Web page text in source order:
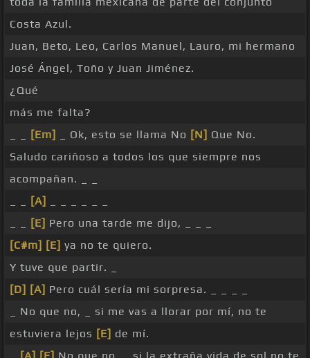
Costa Azul.
Juan, Beto, Leo, Carlos Manuel, Lauro, mi hermano
José Ángel, Toño y Juan Jiménez.
¿Qué
más me falta?
[Em] _ Ok, esto se llama No [N] Que No.
Saludo cariñoso a todos los que siempre nos
acompañan. _ _
[A]
[E] Pero una tarde me dijo, _ _ _
[C#m] [E] ya no te quiero.
Y tuve que partir. _
[D] [A] Pero cuál sería mi sorpresa. _ _ _ _
_ No que no, _ si me vas a llorar por mí, no te
estuviera lejos [E] de mí.